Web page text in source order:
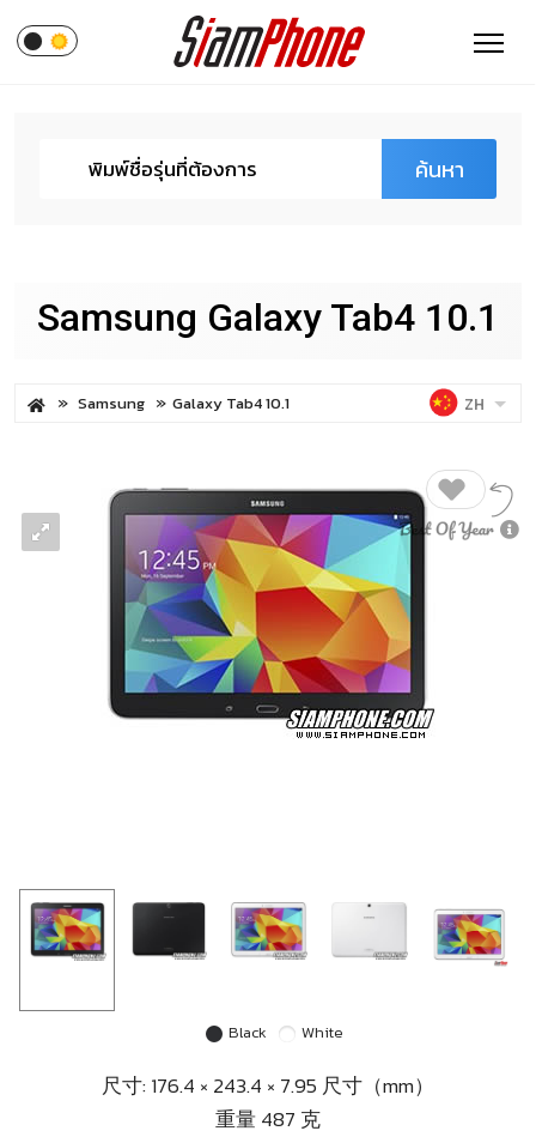
ค้นหา
Samsung Galaxy Tab4 10.1
Samsung Galaxy Tab4 10.1 ZH
Black White
尺寸: 176.4 × 243.4 × 7.95 尺寸（mm）
重量 487 克